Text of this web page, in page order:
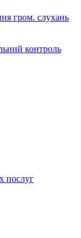
гром. слухань
контроль
послуг